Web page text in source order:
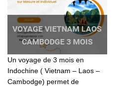
VOYAGE VIETNAM LAOS
CAMBODGE 3 MOIS
Un voyage de 3 mois en
Indochine ( Vietnam – Laos –
Cambodge) permet de